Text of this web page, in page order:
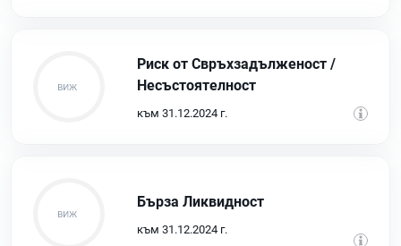
Риск от Свръхзадълженост /
Несъстоятелност
към 31.12.2024 г.
Бърза Ликвидност
към 31.12.2024 г.